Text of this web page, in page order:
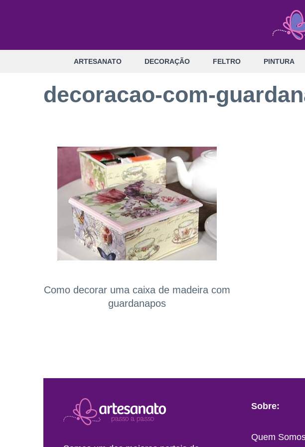
ARTESANATO DECORAÇÃO FELTRO PINTURA
decoracao-com-
Como decorar uma caixa de madeira com
guardanapos
Sobre:
Quem